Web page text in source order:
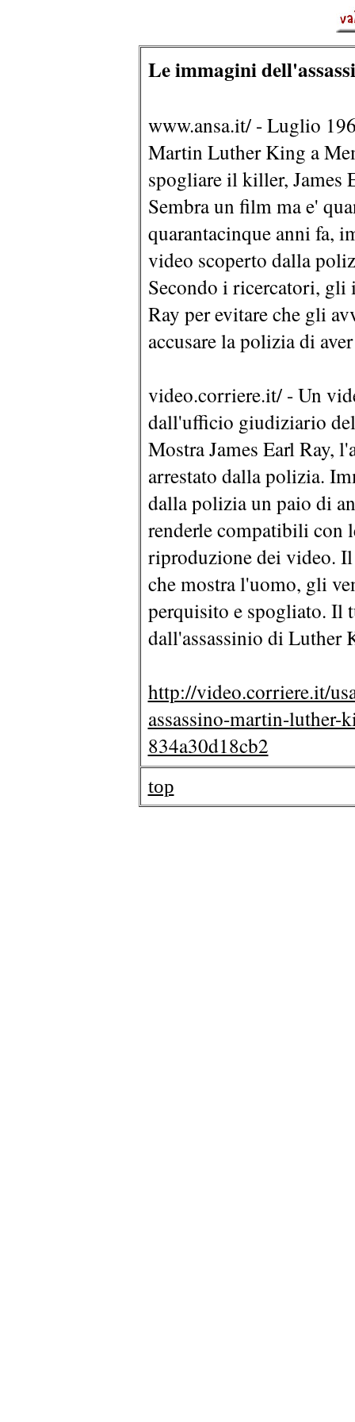
Le immagini
www.ansa.it/ - Luglio
Martin Luther King a
spogliare il killer, James
Sembra un film ma e'
quarantacinque anni fa,
video scoperto dalla
Secondo i ricercatori,
Ray per evitare che gli
accusare la polizia di
video.corriere.it/ - Un
dall'ufficio giudiziario
Mostra James Earl Ray,
arrestato dalla polizia.
dalla polizia un paio di
renderle compatibili con
riproduzione dei video.
che mostra l'uomo, gli
perquisito e spogliato. Il
dall'assassinio di Luther
http://video.corriere.it/
assassino-martin-luther-
834a30d18cb2
top